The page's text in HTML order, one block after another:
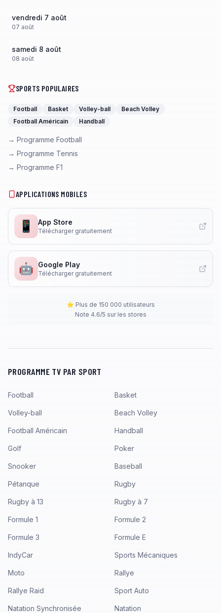
vendredi 7 août
07 août
samedi 8 août
08 août
SPORTS POPULAIRES
Football Basket Volley-ball
Beach Volley
Football Américain
Handball
→ Programme Football
→ Programme Tennis
→ Programme F1
APPLICATIONS MOBILES
📱 App Store
Télécharger gratuitement
🤖 Google Play
Télécharger gratuitement
⭐ Plus de 150 000 utilisateurs
Note 4.6/5 sur les stores
PROGRAMME TV PAR SPORT
Football Basket
Volley-ball Beach Volley
Football Américain Handball
Golf Poker
Snooker Baseball
Pétanque Rugby
Rugby à 13 Rugby à 7
Formule 1 Formule 2
Formule 3 Formule E
IndyCar Sports Mécaniques
Moto Rallye
Rallye Raid Sport Auto
Natation Synchronisée Natation